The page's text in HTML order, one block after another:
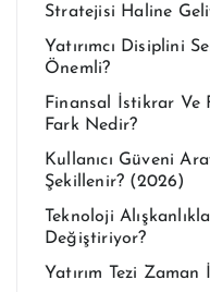
Stratejisi Haline
Yatırımcı Disiplini
Önemli?
Finansal İstikrar Ve
Fark Nedir?
Kullanıcı Güveni
Şekillenir? (2026)
Teknoloji
Değiştiriyor?
Yatırım Tezi